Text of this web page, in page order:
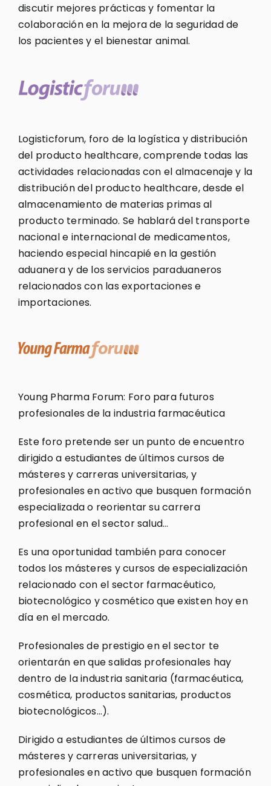
discutir mejores prácticas y fomentar la
colaboración en la mejora de la seguridad de
los pacientes y el bienestar animal.
Logisticforum, foro de la logística y distribución
del producto healthcare, comprende todas las
actividades relacionadas con el almacenaje y la
distribución del producto healthcare, desde el
almacenamiento de materias primas al
producto terminado. Se hablará del transporte
nacional e internacional de medicamentos,
haciendo especial hincapié en la gestión
aduanera y de los servicios paraduaneros
relacionados con las exportaciones e
importaciones.
Young Pharma Forum: Foro para futuros
profesionales de la industria farmacéutica
Este foro pretende ser un punto de encuentro
dirigido a estudiantes de últimos cursos de
másteres y carreras universitarias, y
profesionales en activo que busquen formación
especializada o reorientar su carrera
profesional en el sector salud…
Es una oportunidad también para conocer
todos los másteres y cursos de especialización
relacionado con el sector farmacéutico,
biotecnológico y cosmético que existen hoy en
día en el mercado.
Profesionales de prestigio en el sector te
orientarán en que salidas profesionales hay
dentro de la industria sanitaria (farmacéutica,
cosmética, productos sanitarias, productos
biotecnológicos…).
Dirigido a estudiantes de últimos cursos de
másteres y carreras universitarias, y
profesionales en activo que busquen formación